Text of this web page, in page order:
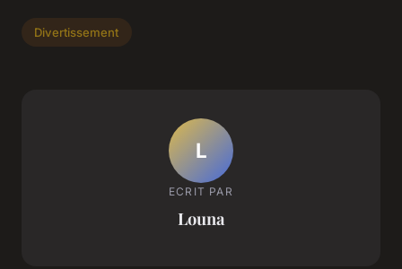
Divertissement
L
ECRIT PAR
Louna